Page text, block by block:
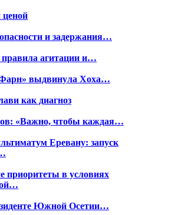
ценой
и задержания…
агитации и…
выдвинула Хоха…
как диагноз
«Важно, чтобы каждая…
Еревану: запуск
приоритеты в условиях
Южной Осетии…